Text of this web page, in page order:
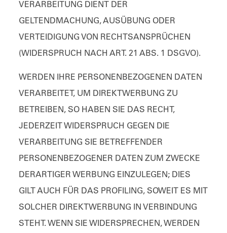
VERARBEITUNG DIENT DER
GELTENDMACHUNG, AUSÜBUNG ODER
VERTEIDIGUNG VON RECHTSANSPRÜCHEN
(WIDERSPRUCH NACH ART. 21 ABS. 1 DSGVO).
WERDEN IHRE PERSONENBEZOGENEN DATEN
VERARBEITET, UM DIREKTWERBUNG ZU
BETREIBEN, SO HABEN SIE DAS RECHT,
JEDERZEIT WIDERSPRUCH GEGEN DIE
VERARBEITUNG SIE BETREFFENDER
PERSONENBEZOGENER DATEN ZUM ZWECKE
DERARTIGER WERBUNG EINZULEGEN; DIES
GILT AUCH FÜR DAS PROFILING, SOWEIT ES MIT
SOLCHER DIREKTWERBUNG IN VERBINDUNG
STEHT. WENN SIE WIDERSPRECHEN, WERDEN